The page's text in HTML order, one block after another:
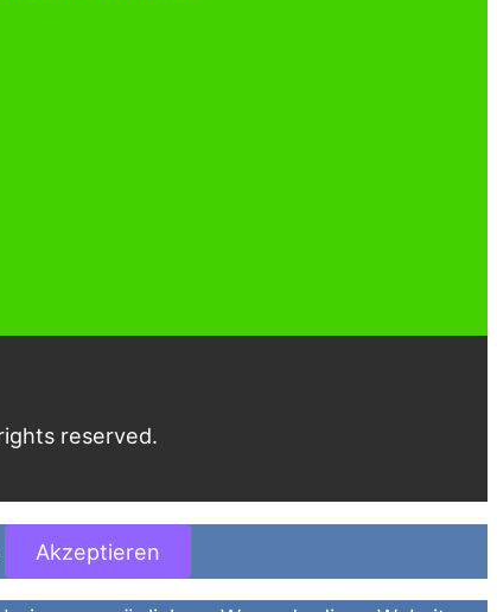
reserved.
Akzeptieren